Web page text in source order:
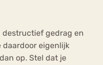
destructief gedrag en
daardoor eigenlijk
op. Stel dat je